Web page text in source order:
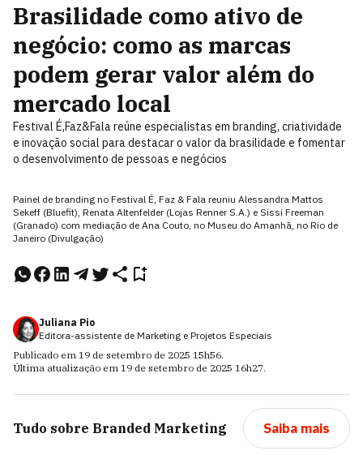
Brasilidade como ativo de
negócio: como as marcas
podem gerar valor além do
mercado local
Festival É,Faz&Fala reúne especialistas em branding, criatividade
e inovação social para destacar o valor da brasilidade e fomentar
o desenvolvimento de pessoas e negócios
Painel de branding no Festival É, Faz & Fala reuniu Alessandra Mattos
Sekeff (Bluefit), Renata Altenfelder (Lojas Renner S.A.) e Sissi Freeman
(Granado) com mediação de Ana Couto, no Museu do Amanhã, no Rio de
Janeiro (Divulgação)
Juliana Pio
Editora-assistente de Marketing e Projetos Especiais
Publicado em 19 de setembro de 2025 15h56.
Última atualização em 19 de setembro de 2025 16h27.
Tudo sobre Branded Marketing Saiba mais